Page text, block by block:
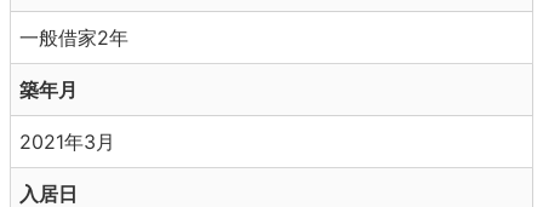
一般借家2年
築年月
2021年3月
入居日